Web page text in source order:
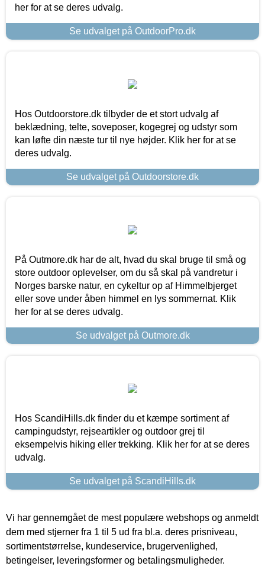
her for at se deres udvalg.
Se udvalget på OutdoorPro.dk
Hos Outdoorstore.dk tilbyder de et stort udvalg af
beklædning, telte, soveposer, kogegrej og udstyr som
kan løfte din næste tur til nye højder. Klik her for at se
deres udvalg.
Se udvalget på Outdoorstore.dk
På Outmore.dk har de alt, hvad du skal bruge til små og
store outdoor oplevelser, om du så skal på vandretur i
Norges barske natur, en cykeltur op af Himmelbjerget
eller sove under åben himmel en lys sommernat. Klik
her for at se deres udvalg.
Se udvalget på Outmore.dk
Hos ScandiHills.dk finder du et kæmpe sortiment af
campingudstyr, rejseartikler og outdoor grej til
eksempelvis hiking eller trekking. Klik her for at se deres
udvalg.
Se udvalget på ScandiHills.dk
Vi har gennemgået de mest populære webshops og anmeldt
dem med stjerner fra 1 til 5 ud fra bl.a. deres prisniveau,
sortimentstørrelse, kundeservice, brugervenlighed,
betingelser, leveringsformer og betalingsmuligheder.